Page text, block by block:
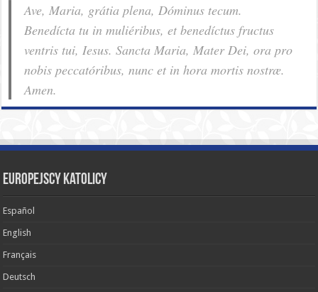
Ave, Maria, grátia plena, Dóminus tecum.
Benedícta tu in muliéribus, et benedíctus fructus
ventris tui, Iesus. Sancta Maria, Mater Dei, ora pro
nobis pec­ca­tóribus, nunc et in hora mortis nostræ.
Amen.
Europejscy katolicy
Español
English
Français
Deutsch